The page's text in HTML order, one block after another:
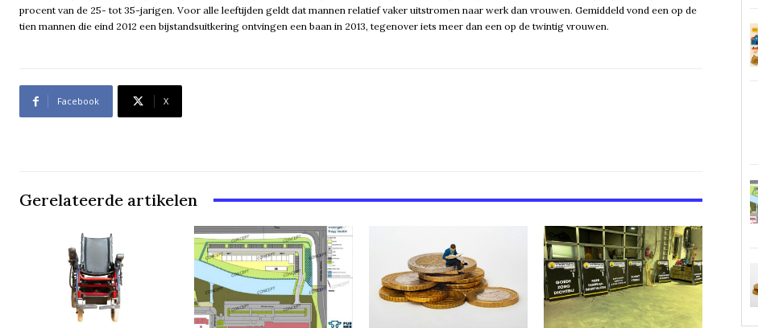
procent van de 25- tot 35-jarigen. Voor alle leeftijden geldt dat mannen relatief vaker uitstromen naar werk dan vrouwen. Gemiddeld vond een op de
tien mannen die eind 2012 een bijstandsuitkering ontvingen een baan in 2013, tegenover iets meer dan een op de twintig vrouwen.
Facebook X
Gerelateerde artikelen